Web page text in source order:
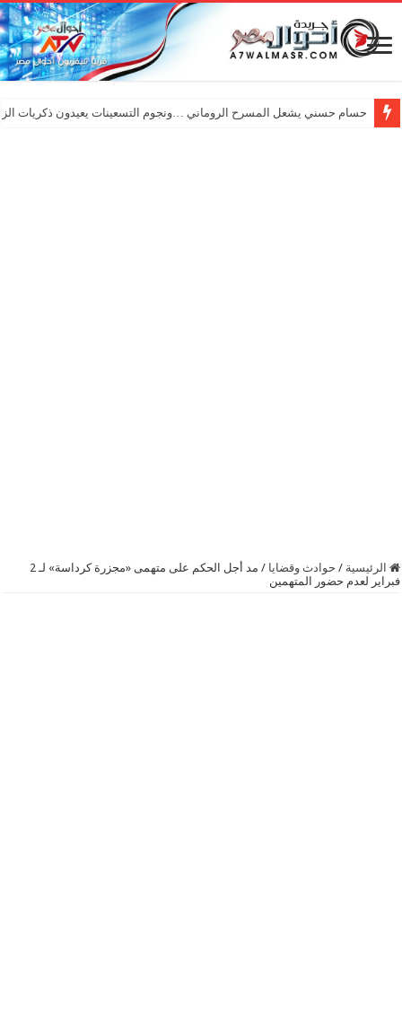
حسام حسني يشعل المسرح الروماني …ونجوم التسعينات يعيدون ذكريات
الرئيسية / حوادث وقضايا /
مد أجل الحكم على متهمى «مجزرة كرداسة» لـ 2
فبراير لعدم حضور المتهمين